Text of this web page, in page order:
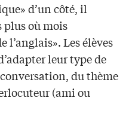
d’un côté, il
où mois
l’anglais». Les élèves
leur type de
du thème
(ami ou